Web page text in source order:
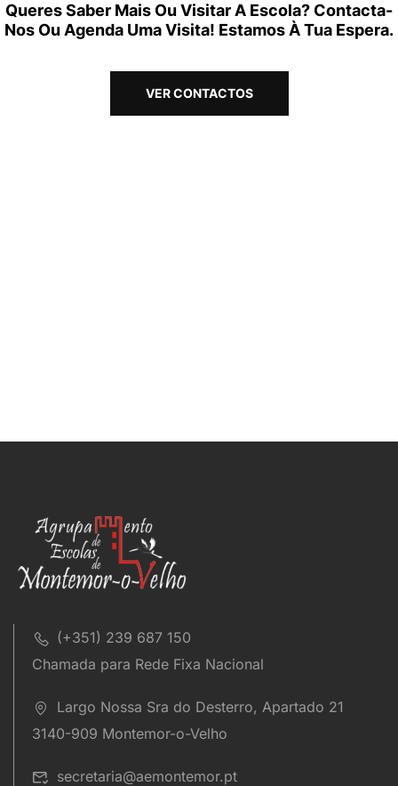
Queres Saber Mais Ou Visitar A Escola? Contacta-
Nos Ou Agenda Uma Visita! Estamos À Tua Espera.
VER CONTACTOS
(+351) 239 687 150
Chamada para Rede Fixa Nacional
Largo Nossa Sra do Desterro, Apartado 21
3140-909 Montemor-o-Velho
secretaria@aemontemor.pt